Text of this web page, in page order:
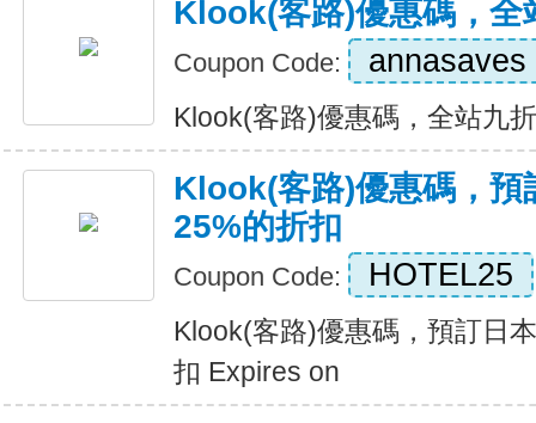
Klook(客路)優惠碼，全
Coupon Code: annasaves
Klook(客路)優惠碼，全站九
Klook(客路)優惠碼，預
25%的折扣
Coupon Code: HOTEL25
Klook(客路)優惠碼，預訂日
扣 Expires on